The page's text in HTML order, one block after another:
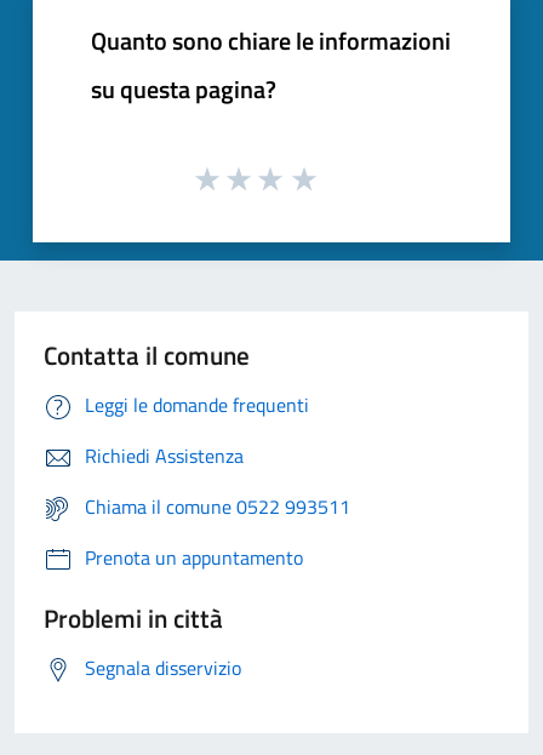
Quanto sono chiare le informazioni
su questa pagina?
Contatta il comune
Leggi le domande frequenti
Richiedi Assistenza
Chiama il comune 0522 993511
Prenota un appuntamento
Problemi in città
Segnala disservizio